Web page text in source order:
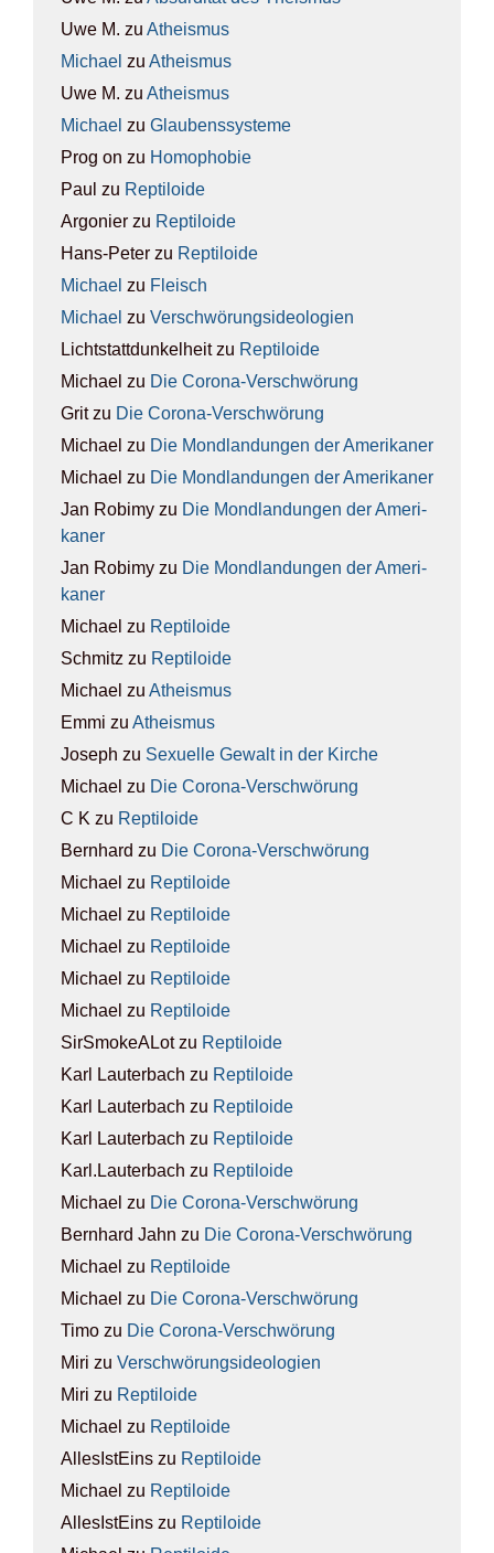
Uwe M. zu Athe­is­mus
Michael zu Athe­is­mus
Uwe M. zu Athe­is­mus
Michael zu Glau­bens­sys­te­me
Prog on zu Homo­pho­bie
Paul zu Rep­ti­lo­ide
Argonier zu Rep­ti­lo­ide
Hans-Peter zu Rep­ti­lo­ide
Michael zu Fleisch
Michael zu Ver­schwö­rungs­ideo­lo­gien
Lichtstattdunkelheitzu Rep­ti­lo­ide
Michael zu Die Coro­na-Ver­schwö­rung
Gritzu Die Coro­na-Ver­schwö­rung
Michael zu Die Mond­lan­dun­gen der Ame­ri­ka­ner
Michael zu Die Mond­lan­dun­gen der Ame­ri­ka­ner
Jan Robimy zu Die Mond­lan­dun­gen der Ame­ri­
ka­ner
Jan Robimy zu Die Mond­lan­dun­gen der Ame­ri­
ka­ner
Michael zu Rep­ti­lo­ide
Schmitz zu Rep­ti­lo­ide
Michael zu Athe­is­mus
Emmi zu Athe­is­mus
Joseph zu Sexu­el­le Gewalt in der Kir­che
Michael zu Die Coro­na-Ver­schwö­rung
C K zu Rep­ti­lo­ide
Bernhard zu Die Coro­na-Ver­schwö­rung
Michael zu Rep­ti­lo­ide
Michael zu Rep­ti­lo­ide
Michael zu Rep­ti­lo­ide
Michael zu Rep­ti­lo­ide
Michael zu Rep­ti­lo­ide
SirSmokeALotzu Rep­ti­lo­ide
Karl Lauterbach zu Rep­ti­lo­ide
Karl Lauterbach zu Rep­ti­lo­ide
Karl Lauterbach zu Rep­ti­lo­ide
Karl.Lauterbach zu Rep­ti­lo­ide
Michael zu Die Coro­na-Ver­schwö­rung
Bernhard Jahn zu Die Coro­na-Ver­schwö­rung
Michael zu Rep­ti­lo­ide
Michael zu Die Coro­na-Ver­schwö­rung
Timo zu Die Coro­na-Ver­schwö­rung
Miri zu Ver­schwö­rungs­ideo­lo­gien
Miri zu Rep­ti­lo­ide
Michael zu Rep­ti­lo­ide
AllesIstEins zu Rep­ti­lo­ide
Michael zu Rep­ti­lo­ide
AllesIstEins zu Rep­ti­lo­ide